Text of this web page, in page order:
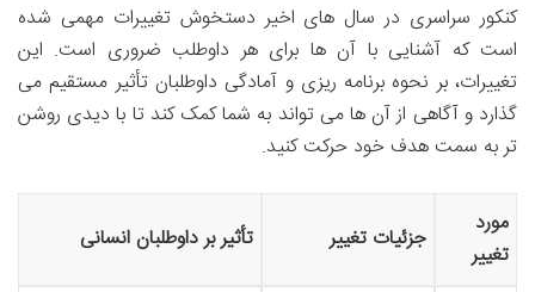
کنکور سراسری در سال های اخیر دستخوش تغییرات مهمی شده
است که آشنایی با آن ها برای هر داوطلب ضروری است. این
تغییرات، بر نحوه برنامه ریزی و آمادگی داوطلبان تأثیر مستقیم می
گذارد و آگاهی از آن ها می تواند به شما کمک کند تا با دیدی روشن
تر به سمت هدف خود حرکت کنید.
مورد
تغییر
جزئیات تغییر تأثیر بر داوطلبان انسانی